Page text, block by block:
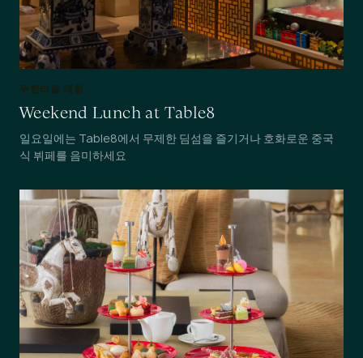
무한리필 체험
Weekend Lunch at Table8
일요일에는 Table8에서 무제한 딤섬을 즐기거나 호화로운 중국
식 뷔페를 음미하세요